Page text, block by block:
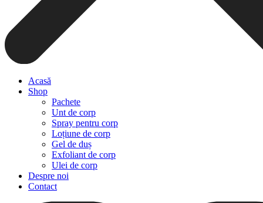
Acasă
Shop
Pachete
Unt de corp
Spray pentru corp
Loțiune de corp
Gel de duș
Exfoliant de corp
Ulei de corp
Despre noi
Contact